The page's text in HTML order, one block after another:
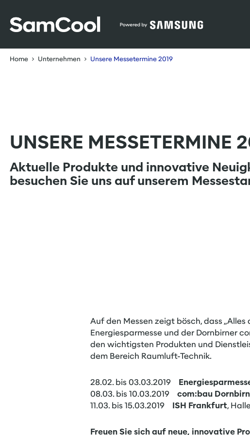
Home Unternehmen Unsere Messetermine 2019
UNSERE MESSETERMINE
Aktuelle Produkte und innovative
besuchen Sie uns auf unserem
Auf den Messen zeigt bösch, dass
Energiesparmesse und der Dornbirner
den wichtigsten Produkten und
dem Bereich Raumluft-Technik.
28.02. bis 03.03.2019
08.03. bis 10.03.2019
com:bau Dornbirn
11.03. bis 15.03.2019 ISH Frankfurt,
Freuen Sie sich auf neue, innovative